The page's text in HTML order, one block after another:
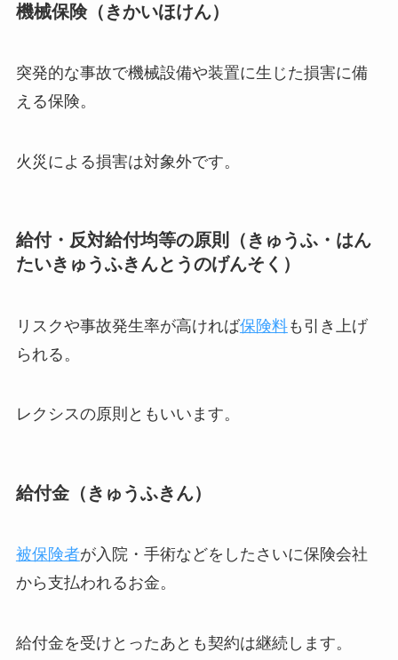
機械保険（きかいほけん）
突発的な事故で機械設備や装置に生じた損害に備
える保険。
火災による損害は対象外です。
給付・反対給付均等の原則（きゅうふ・はん
たいきゅうふきんとうのげんそく）
リスクや事故発生率が高ければ保険料も引き上げ
られる。
レクシスの原則ともいいます。
給付金（きゅうふきん）
被保険者が入院・手術などをしたさいに保険会社
から支払われるお金。
給付金を受けとったあとも契約は継続します。